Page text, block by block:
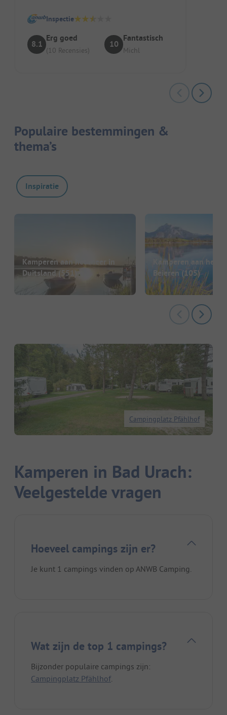
Inspectie
8.1
Erg goed
(10 Recensies)
10
Fantastisch
Michl
Populaire bestemmingen &
thema’s
Inspiratie
Kamperen aan het meer in
Duitsland(551)
Kamperen aan het
Beieren(105)
Campingplatz Pfählhof
Kamperen in Bad Urach:
Veelgestelde vragen
Hoeveel campings zijn er?
Je kunt 1 campings vinden op ANWB Camping.
Wat zijn de top 1 campings?
Bijzonder populaire campings zijn:
Campingplatz Pfählhof